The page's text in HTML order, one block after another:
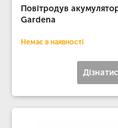
Повітродув
Gardena
Немає в наявності